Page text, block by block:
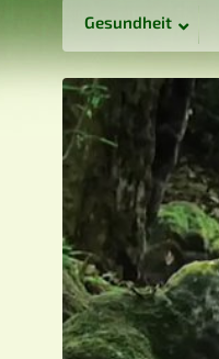
Gesundheit